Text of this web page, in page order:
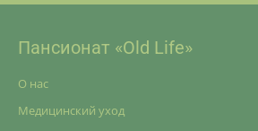
Пансионат «Old Life»
О нас
Медицинский уход